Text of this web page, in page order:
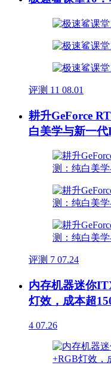
评测 11 08.01
耕升GeForce
白美学与新一
评测 7 07.24
内存机器迷你
灯效，成本超
4 07.26